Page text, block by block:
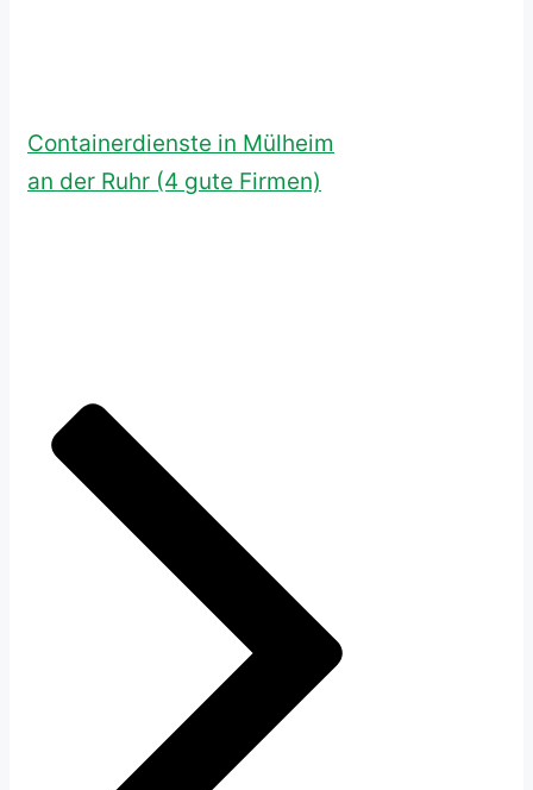
Containerdienste in Mülheim
an der Ruhr (4 gute Firmen)